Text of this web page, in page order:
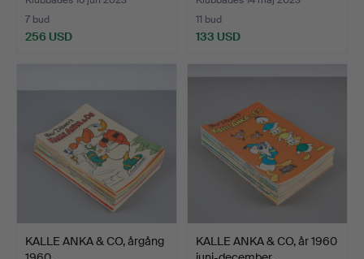
7 bud
256 USD
11 bud
133 USD
KALLE ANKA & CO, årgång
KALLE ANKA & CO, år 1960